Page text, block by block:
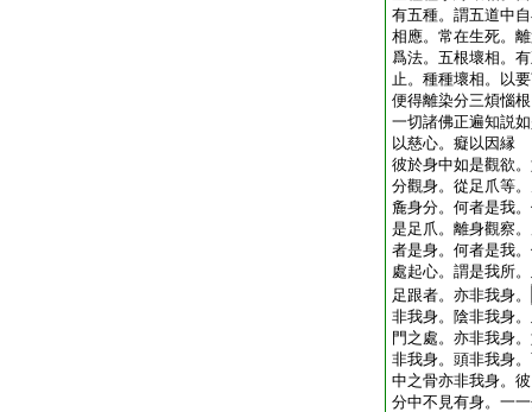
有五種。謂五道中
相應。常在生死。
爲法。五根壞相。
止。種種壞相。以
便得離染分三煩惱
一切諸佛正遍知説
以慈心。癡以因縁
彼於身中如是觀欲
分觀身。從足爪等
麁身分。何者是我
是足爪。離身觀察
者是身。何者是我
處起心。謂是我所
足跟者。亦非我身。
非我身。陰非我身
門之處。亦非我身
非我身。頭非我身
中之骨亦非我身。
分中不見有身。一